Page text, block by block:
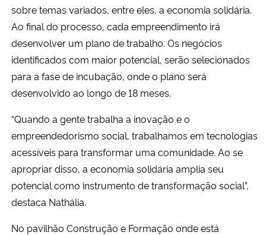
sobre temas variados, entre eles, a economia solidária.
Ao final do processo, cada empreendimento irá
desenvolver um plano de trabalho. Os negócios
identificados com maior potencial, serão selecionados
para a fase de incubação, onde o plano será
desenvolvido ao longo de 18 meses.
“Quando a gente trabalha a inovação e o
empreendedorismo social, trabalhamos em tecnologias
acessíveis para transformar uma comunidade. Ao se
apropriar disso, a economia solidária amplia seu
potencial como instrumento de transformação social”,
destaca Nathália.
No pavilhão Construção e Formação onde está